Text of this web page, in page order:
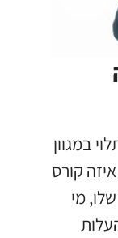
במגוון
קורס
מי